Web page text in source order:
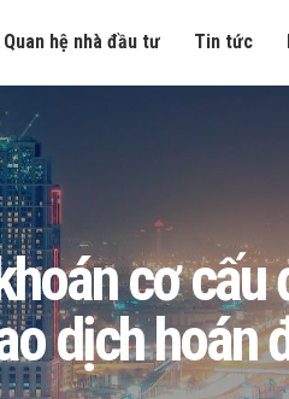
Quan hệ nhà đầu tư Tin tức
cơ
dịch hoán